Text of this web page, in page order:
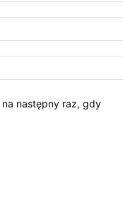
następny raz, gdy